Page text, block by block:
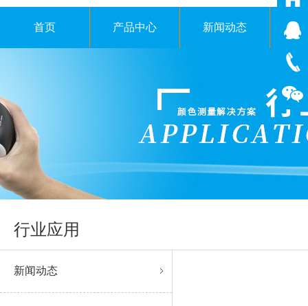
广东成人快猫网址时科
GUANGDONG THREENH
首页 产品中心 新闻动态
行业应用
新闻动态